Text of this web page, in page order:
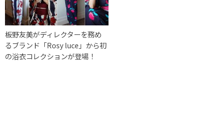
板野友美がディレクターを務め
るブランド「Rosy luce」から初
の浴衣コレクションが登場！